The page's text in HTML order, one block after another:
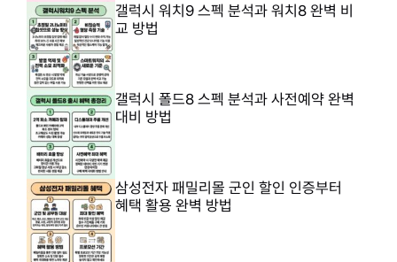
갤럭시 워치9 스펙 분석과 워치8 완벽 비
교 방법
갤럭시 폴드8 스펙 분석과 사전예약 완벽
대비 방법
삼성전자 패밀리몰 군인 할인 인증부터
혜택 활용 완벽 방법